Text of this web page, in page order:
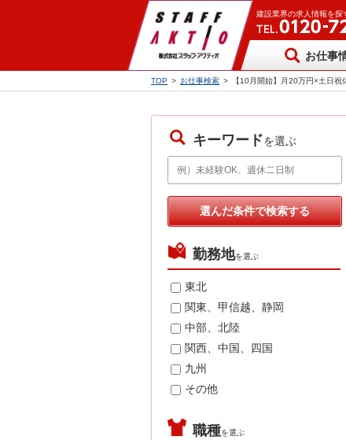
建設業界の求人情報を探
お仕事
TOP > お仕事検索 > 【10月開始】月20万円×土日
キーワードを選ぶ
勤務地を選ぶ
東北
関東、甲信越、静岡
中部、北陸
関西、中国、四国
九州
その他
職種を選ぶ